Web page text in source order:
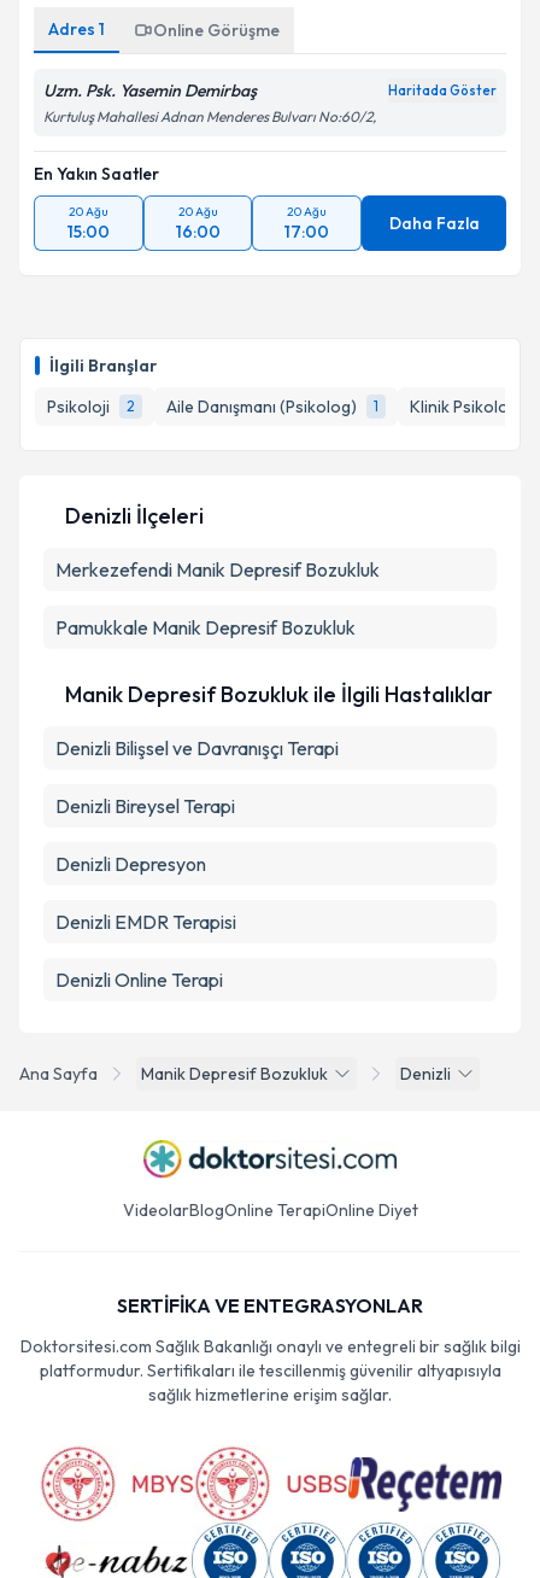
İlgili Branşlar
Psikoloji
2 Aile Danışmanı (Psikolog) 1 Klinik Psikolog
Adres 1 Online Görüşme
Uzm. Psk. Yasemin Demirbaş Haritada Göster
Kurtuluş Mahallesi Adnan Menderes Bulvarı No:60/2,
En Yakın Saatler
20 Ağu
15:00
20 Ağu
16:00
20 Ağu
17:00 Daha Fazla
Ana Sayfa Manik Depresif Bozukluk Denizli
Denizli İlçeleri
Merkezefendi Manik Depresif Bozukluk
Pamukkale Manik Depresif Bozukluk
Manik Depresif Bozukluk ile İlgili Hastalıklar
Denizli Bilişsel ve Davranışçı Terapi
Denizli Bireysel Terapi
Denizli Depresyon
Denizli EMDR Terapisi
Denizli Online Terapi
VideolarBlogOnline TerapiOnline Diyet
SERTİFİKA VE ENTEGRASYONLAR
Doktorsitesi.com Sağlık Bakanlığı onaylı ve entegreli bir sağlık bilgi
platformudur. Sertifikaları ile tescillenmiş güvenilir altyapısıyla
sağlık hizmetlerine erişim sağlar.